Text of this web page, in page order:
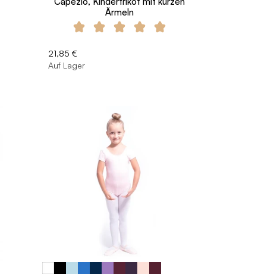
Ärmeln
21,85 €
Auf Lager